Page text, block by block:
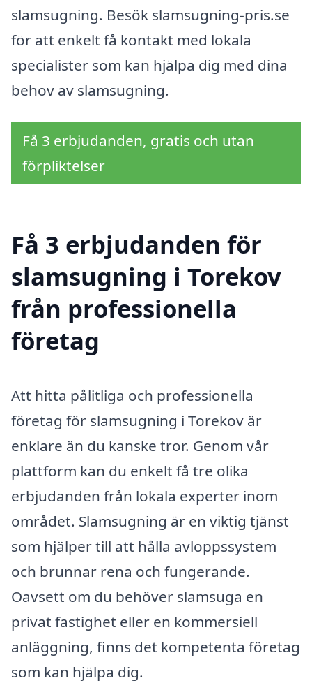
slamsugning. Besök slamsugning-pris.se
för att enkelt få kontakt med lokala
specialister som kan hjälpa dig med dina
behov av slamsugning.
Få 3 erbjudanden, gratis och utan
förpliktelser
Få 3 erbjudanden för
slamsugning i Torekov
från professionella
företag
Att hitta pålitliga och professionella
företag för slamsugning i Torekov är
enklare än du kanske tror. Genom vår
plattform kan du enkelt få tre olika
erbjudanden från lokala experter inom
området. Slamsugning är en viktig tjänst
som hjälper till att hålla avloppssystem
och brunnar rena och fungerande.
Oavsett om du behöver slamsuga en
privat fastighet eller en kommersiell
anläggning, finns det kompetenta företag
som kan hjälpa dig.